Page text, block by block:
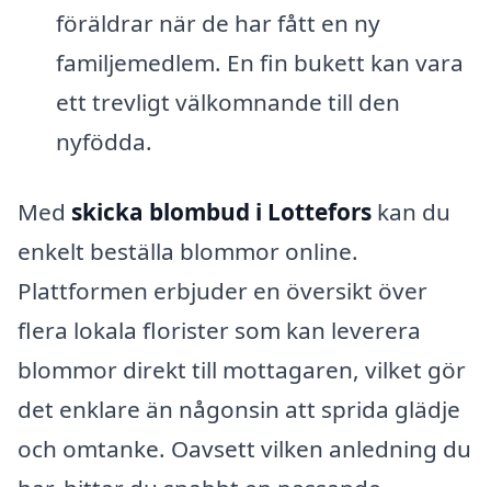
föräldrar när de har fått en ny
familjemedlem. En fin bukett kan vara
ett trevligt välkomnande till den
nyfödda.
Med skicka blombud i Lottefors kan du
enkelt beställa blommor online.
Plattformen erbjuder en översikt över
flera lokala florister som kan leverera
blommor direkt till mottagaren, vilket gör
det enklare än någonsin att sprida glädje
och omtanke. Oavsett vilken anledning du